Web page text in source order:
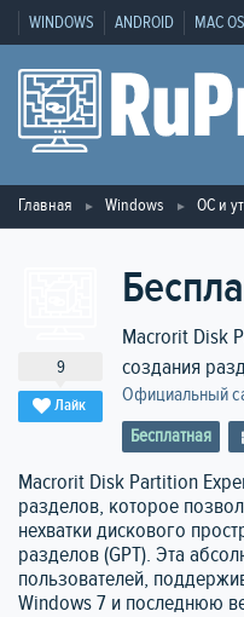
WINDOWS ANDROID MAC OS
Главная Windows ОС и
9
Лайк
Macrorit Disk
создания
Официальный
Бесплатная
Macrorit Disk Partition
разделов, которое
нехватки дискового
разделов (GPT). Эта
пользователей,
Windows 7 и последнюю